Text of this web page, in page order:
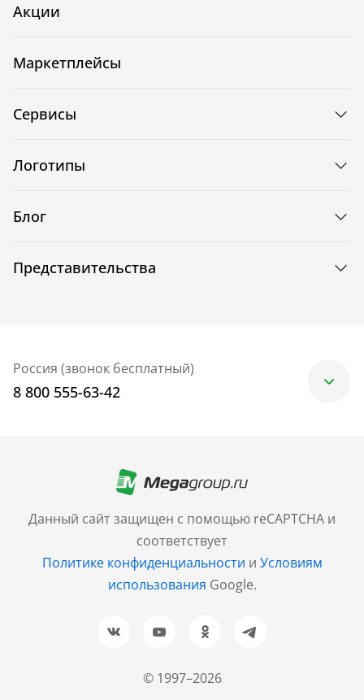
© 1997–2026
Данный сайт защищен с помощью reCAPTCHA и
соответствует
Политике конфиденциальности и Условиям
использования Google.
Акции
Маркетплейсы
Сервисы
Логотипы
Блог
Представительства
Россия (звонок бесплатный)
8 800 555-63-42
+7 (499) 705-30-10
Санкт-Петербург
+7 (812) 600-77-33
Барнаул
+7 (961) 999-93-93
Новосибирск